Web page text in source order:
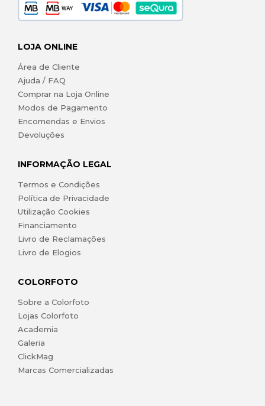
LOJA ONLINE
Área de Cliente
Ajuda / FAQ
Comprar na Loja Online
Modos de Pagamento
Encomendas e Envios
Devoluções
INFORMAÇÃO LEGAL
Termos e Condições
Política de Privacidade
Utilização Cookies
Financiamento
Livro de Reclamações
Livro de Elogios
COLORFOTO
Sobre a Colorfoto
Lojas Colorfoto
Academia
Galeria
ClickMag
Marcas Comercializadas